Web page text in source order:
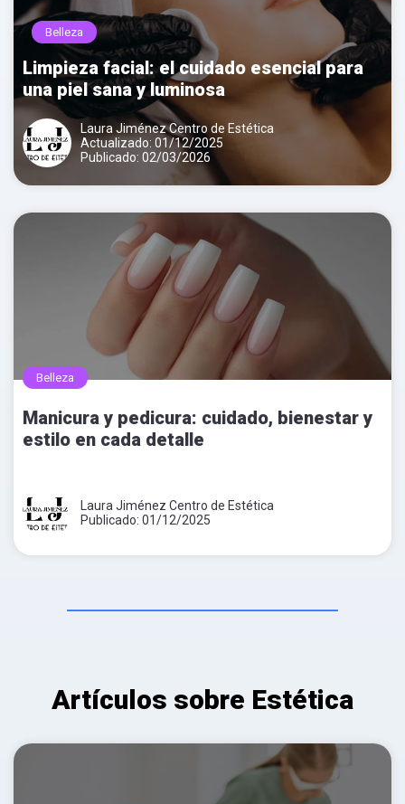
Belleza
Limpieza facial: el cuidado esencial para
una piel sana y luminosa
Laura Jiménez Centro de Estética
Actualizado: 01/12/2025
Publicado: 02/03/2026
Belleza
Manicura y pedicura: cuidado, bienestar y
estilo en cada detalle
Laura Jiménez Centro de Estética
Publicado: 01/12/2025
Artículos sobre Estética